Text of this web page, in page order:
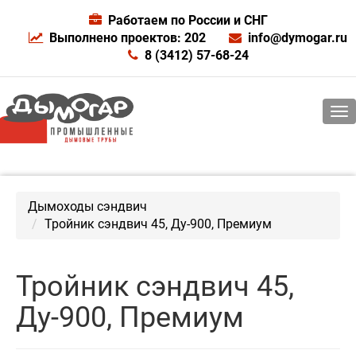
Работаем по России и СНГ
Выполнено проектов: 202
info@dymogar.ru
8 (3412) 57-68-24
Дымоходы сэндвич
Тройник сэндвич 45, Ду-900, Премиум
Тройник сэндвич 45,
Ду-900, Премиум